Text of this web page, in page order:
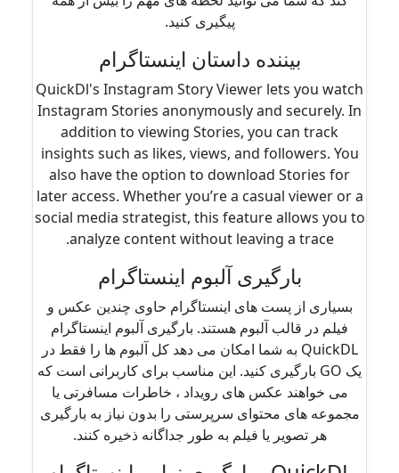
پیگیری کنید.
بیننده داستان اینستاگرام
QuickDl's Instagram Story Viewer lets you watch
Instagram Stories anonymously and securely. In
addition to viewing Stories, you can track
insights such as likes, views, and followers. You
also have the option to download Stories for
later access. Whether you’re a casual viewer or a
social media strategist, this feature allows you to
analyze content without leaving a trace.
بارگیری آلبوم اینستاگرام
بسیاری از پست های اینستاگرام حاوی چندین عکس و
فیلم در قالب آلبوم هستند. بارگیری آلبوم اینستاگرام
QuickDL به شما امکان می دهد کل آلبوم ها را فقط در
یک GO بارگیری کنید. این مناسب برای کاربرانی است که
می خواهند عکس های رویداد ، خاطرات مسافرتی یا
مجموعه های محتوای سرپرستی را بدون نیاز به بارگیری
هر تصویر یا فیلم به طور جداگانه ذخیره کنند.